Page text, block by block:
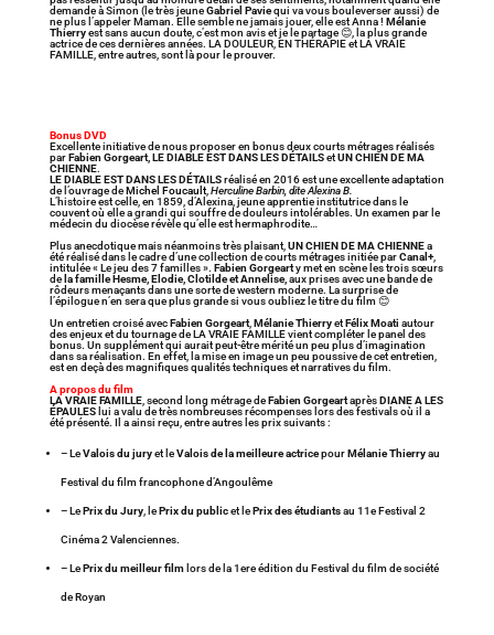
demande à Simon (le très jeuneGabriel Paviequi va vous bouleverser aussi) de
ne plus l’appeler Maman. Elle semble ne jamais jouer, elle est Anna ! Mélanie
Thierryest sans aucun doute, c’est mon avis et je le partage 😊, la plus grande
actrice de ces dernières années. LA DOULEUR, EN THÉRAPIE et LA VRAIE
FAMILLE, entre autres, sont là pour le prouver.
Bonus DVD
Excellente initiative de nous proposer en bonus deux courts métrages réalisés
parFabien Gorgeart, LE DIABLE EST DANS LES DÉTAILSetUN CHIEN DE MA
CHIENNE.
LE DIABLE EST DANS LES DÉTAILSréalisé en 2016 est une excellente adaptation
de l’ouvrage deMichel Foucault, Herculine Barbin, dite Alexina B.
L’histoire est celle, en 1859, d’Alexina, jeune apprentie institutrice dans le
couvent où elle a grandi qui souffre de douleurs intolérables. Un examen par le
médecin du diocèse révèle qu’elle est hermaphrodite…
Plus anecdotique mais néanmoins très plaisant, UN CHIEN DE MA CHIENNEa
été réalisé dans le cadre d’une collection de courts métrages initiée parCanal+,
intitulée « Le jeu des 7 familles ». Fabien Gorgearty met en scène les trois sœurs
de la famille Hesme, Elodie, Clotilde et Annelise, aux prises avec une bande de
rôdeurs menaçants dans une sorte de western moderne. La surprise de
l’épilogue n’en sera que plus grande si vous oubliez le titre du film 😊
Un entretien croisé avecFabien Gorgeart, Mélanie ThierryetFélix Moati autour
des enjeux et du tournage de LA VRAIE FAMILLE vient compléter le panel des
bonus. Un supplément qui aurait peut-être mérité un peu plus d’imagination
dans sa réalisation. En effet, la mise en image un peu poussive de cet entretien,
est en deçà des magnifiques qualités techniques et narratives du film.
A propos du film
LA VRAIE FAMILLE, second long métrage deFabien GorgeartaprèsDIANE A LES
ÉPAULESlui a valu de très nombreuses récompenses lors des festivals où il a
été présenté. Il a ainsi reçu, entre autres les prix suivants :
– LeValois du juryet leValois de la meilleure actricepourMélanie Thierryau
Festival du film francophone d’Angoulême
– LePrix du Jury, lePrix du publicet lePrix des étudiantsau 11e Festival 2
Cinéma 2 Valenciennes.
– LePrix du meilleur filmlors de la 1ere édition du Festival du film de société
de Royan